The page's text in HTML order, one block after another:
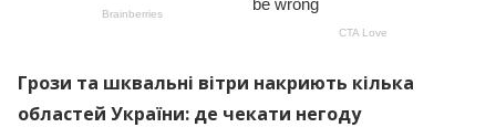
Грози та шквальні вітри накриють кілька
областей України: де чекати негоду